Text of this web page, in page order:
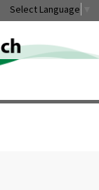
Select Language